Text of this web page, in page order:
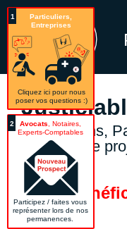
1
Particuliers,
Entreprises
Cliquez ici pour nous
poser vos questions :)
( = Citoyens,
Porteurs de
2 Avocats , Notaires,
Experts-Comptables
Participez / faites vous
représenter lors de nos
permanences.